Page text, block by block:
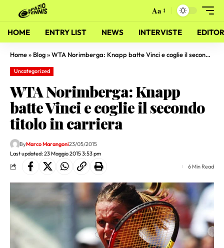
Aa
HOME ENTRY LIST NEWS INTERVISTE
Home» Blog»WTA Norimberga: Knapp batte Vinci e coglie il secondo titolo in carriera
Uncategorized
WTA Norimberga: Knapp
batte Vinci e coglie il secondo
titolo in carriera
Last updated: 23 Maggio 2015 3:53 pm
ByMarco Marangoni23/05/2015
6 Min Read